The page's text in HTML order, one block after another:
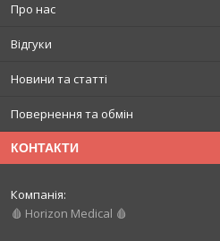
Про нас
Відгуки
Новини та статті
Повернення та обмін
КОНТАКТИ
🩸 Horizon Medical 🩸